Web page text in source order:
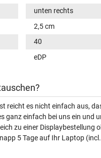
unten rechts
2,5 cm
40
eDP
reicht es nicht einfach aus,
ganz einfach bei uns ein und
zu einer
5 Tage auf Ihr Laptop